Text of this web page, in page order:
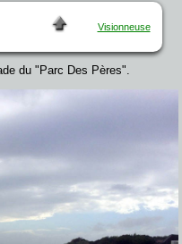
Visionneuse
du "Parc Des Pères".